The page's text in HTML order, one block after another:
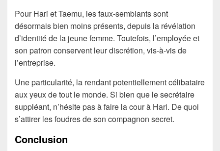
Pour Hari et Taemu, les faux-semblants sont
désormais bien moins présents, depuis la révélation
d’identité de la jeune femme. Toutefois, l’employée et
son patron conservent leur discrétion, vis-à-vis de
l’entreprise.
Une particularité, la rendant potentiellement célibataire
aux yeux de tout le monde. Si bien que le secrétaire
suppléant, n’hésite pas à faire la cour à Hari. De quoi
s’attirer les foudres de son compagnon secret.
Conclusion